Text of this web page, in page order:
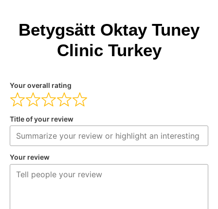
Betygsätt Oktay Tuney
Clinic Turkey
Your overall rating
Title of your review
Your review